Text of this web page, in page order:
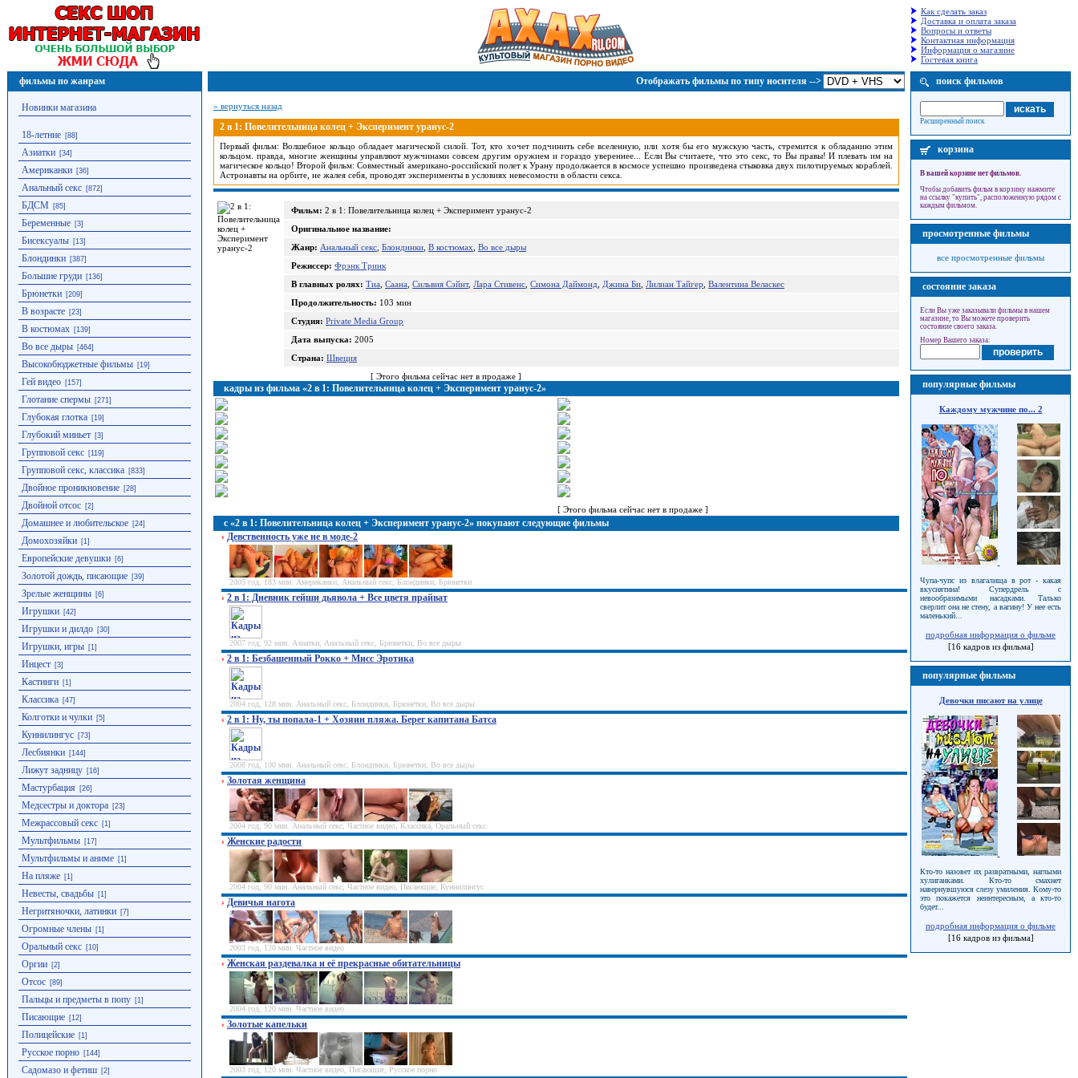
Как сделать заказ
Доставка и оплата заказа
Вопросы и ответы
Контактная информация
Информация о магазине
Гостевая книга
фильмы по жанрам
Новинки магазина
18-летние [88]
Азиатки [34]
Американки [36]
Анальный секс [872]
БДСМ [85]
Беременные [3]
Бисексуалы [13]
Блондинки [387]
Большие груди [136]
Брюнетки [209]
В возрасте [23]
В костюмах [139]
Во все дыры [464]
Высокобюджетные фильмы [19]
Гей видео [157]
Глотание спермы [271]
Глубокая глотка [19]
Глубокий миньет [3]
Групповой секс [119]
Групповой секс, классика [833]
Двойное проникновение [28]
Двойной отсос [2]
Домашнее и любительское [24]
Домохозяйки [1]
Европейские девушки [6]
Золотой дождь, писающие [39]
Зрелые женщины [6]
Игрушки [42]
Игрушки и дилдо [30]
Игрушки, игры [1]
Инцест [3]
Кастинги [1]
Классика [47]
Колготки и чулки [5]
Куннилингус [73]
Лесбиянки [144]
Лижут задницу [16]
Мастурбация [26]
Медсестры и доктора [23]
Межрассовый секс [1]
Мультфильмы [17]
Мультфильмы и аниме [1]
На пляже [1]
Невесты, свадьбы [1]
Негритяночки, латинки [7]
Огромные члены [1]
Оральный секс [10]
Оргии [2]
Отсос [89]
Пальцы и предметы в попу [1]
Писающие [12]
Полицейские [1]
Русское порно [144]
Садомазо и фетиш [2]
Отображать фильмы по типу носителя -->
« вернуться назад
2 в 1: Повелительница колец + Эксперимент уранус-2
Первый фильм: Волшебное кольцо обладает магической силой. Тот, кто хочет подчинить себе вселенную, или хотя бы его мужскую часть, стремится к обладанию этим
кольцом. правда, многие женщины управляют мужчинами совсем другим оружием и гораздо увереннее... Если Вы считаете, что это секс, то Вы правы! И плевать им на
магическое кольцо! Второй фильм: Совместный американо-российский полет к Урану продолжается в космосе успешно произведена стыковка двух пилотируемых кораблей.
Астронавты на орбите, не жалея себя, проводят эксперименты в условиях невесомости в области секса.
Фильм: 2 в 1: Повелительница колец + Эксперимент уранус-2
Оригинальное название:
Жанр: Анальный секс Блондинки В костюмах Во все дыры
Режиссер: Фрэнк Тринк
В главных ролях: Тиа Саана Сильвия Сэйнт, Лара Стивенс Симона Даймонд Джина Би Лилиан Тайгер Валентина Веласкес
Продолжительность: 103 мин
Студия: Private Media Group
Дата выпуска: 2005
Страна: Швеция
[ Этого фильма сейчас нет в продаже ]
кадры из фильма «2 в 1: Повелительница колец + Эксперимент уранус-2»
[ Этого фильма сейчас нет в продаже ]
с «2 в 1: Повелительница колец + Эксперимент уранус-2» покупают следующие фильмы
› Девственность уже не в моде-2
2005 год, 183 мин. Американки, Анальный секс, Блондинки, Брюнетки
› 2 в 1: Дневник гейши дьявола + Все цветя прайват
2007 год, 92 мин. Азиатки, Анальный секс, Брюнетки, Во все дыры
› 2 в 1: Безбашенный Рокко + Мисс Эротика
2004 год, 128 мин. Анальный секс, Блондинки, Брюнетки, Во все дыры
› 2 в 1: Ну, ты попала-1 + Хозяин пляжа. Берег капитана Батса
2008 год, 100 мин. Анальный секс, Блондинки, Брюнетки, Во все дыры
› Золотая женщина
2004 год, 90 мин. Анальный секс, Частное видео, Классика, Оральный секс
› Женские радости
2004 год, 90 мин. Анальный секс, Частное видео, Писающие, Куннилингус
› Девичья нагота
2003 год, 120 мин. Частное видео
› Женская раздевалка и её прекрасные обитательницы
2004 год, 120 мин. Частное видео
› Золотые капельки
2003 год, 120 мин. Частное видео, Писающие, Русское порно
поиск фильмов
Расширенный поиск
корзина
В вашей корзине нет фильмов.
Чтобы добавить фильм в корзину нажмите
на ссылку "купить", расположенную рядом с
каждым фильмом.
просмотренные фильмы
все просмотренные фильмы
состояние заказа
Если Вы уже заказывали фильмы в нашем
магазине, то Вы можете проверить
состояние своего заказа.
Номер Вашего заказа:
популярные фильмы
Каждому мужчине по... 2
Чупа-чупс из влагалища в рот - какая
вкуснятина! Супердрель с
невообразимыми насадками. Талько
сверлит она не стену, а вагину! У нее есть
маленький...
подробная информация о фильме
[16 кадров из фильма]
популярные фильмы
Девочки писают на улице
Кто-то назовет их развратными, наглыми
хулиганками. Кто-то смахнет
навернувшуюся слезу умиления. Кому-то
это покажется неинтересным, а кто-то
будет...
подробная информация о фильме
[16 кадров из фильма]